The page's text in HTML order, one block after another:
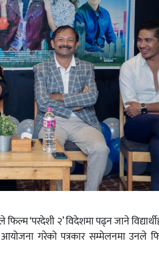
‘परदेशी २’ विदेशमा पढ्न जाने
गरेको पत्रकार सम्मेलनमा उनले